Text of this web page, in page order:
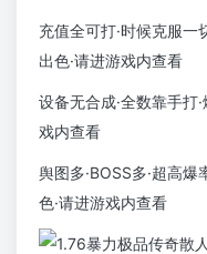
充值全可打·时候克服一
出色·请进游戏内查看
设备无合成·全数靠手打
戏内查看
舆图多·BOSS多·超高爆
色·请进游戏内查看